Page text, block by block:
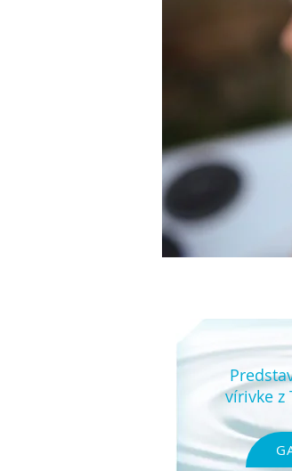
vírivke